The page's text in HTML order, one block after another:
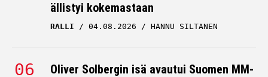
ällistyi kokemastaan
RALLI 04.08.2026 HANNU SILTANEN
Oliver Solbergin isä avautui Suomen MM-